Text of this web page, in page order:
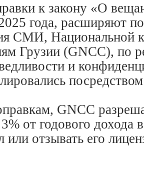
к закону «О
года, расширяют
СМИ, Национальной
Грузии (GNCC), по
и
GNCC
от годового дохода
или отзывать его